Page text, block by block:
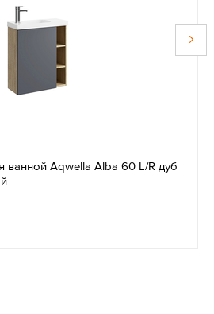
ванной Aqwella Alba 60 L/R дуб